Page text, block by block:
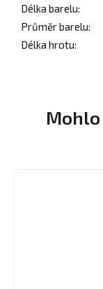
Délka barelu:
Průměr barelu:
Délka hrotu: